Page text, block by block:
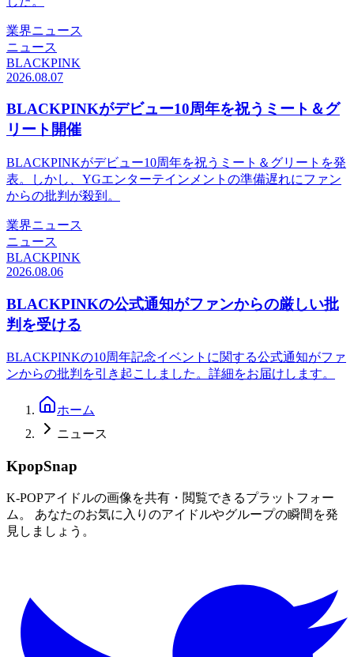
業界ニュース
ニュース
BLACKPINK
2026.08.07
BLACKPINKがデビュー10周年を祝うミート＆グ
リート開催
BLACKPINKがデビュー10周年を祝うミート＆グリートを発
表。しかし、YGエンターテインメントの準備遅れにファン
からの批判が殺到。
業界ニュース
ニュース
BLACKPINK
2026.08.06
BLACKPINKの公式通知がファンからの厳しい批
判を受ける
BLACKPINKの10周年記念イベントに関する公式通知がファ
ンからの批判を引き起こしました。詳細をお届けします。
ホーム
ニュース
KpopSnap
K-POPアイドルの画像を共有・閲覧できるプラットフォー
ム。 あなたのお気に入りのアイドルやグループの瞬間を発
見しましょう。